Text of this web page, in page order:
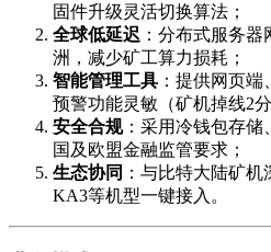
固件升级灵活切换算法；
全球低延迟 ：分布式服务
洲，减少矿工算力损耗；
智能管理工具 ：提供网页端
预警功能灵敏（矿机掉线2
安全合规：采用冷钱包存
国及欧盟金融监管要求；
生态协同 ：与比特大陆矿机
KA3等机型一键接入。